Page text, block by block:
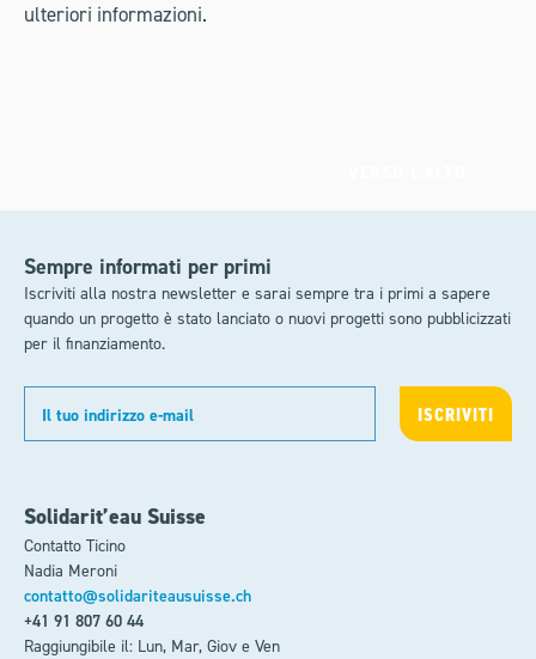
ulteriori informazioni.
Solidarit’eau Suisse
Contatto Ticino
Nadia Meroni
Raggiungibile il: Lun, Mar, Giov e Ven
+41 91 807 60 44
contatto@solidariteausuisse.ch
Sempre informati per primi
Iscriviti alla nostra newsletter e sarai sempre tra i primi a sapere
quando un progetto è stato lanciato o nuovi progetti sono pubblicizzati
per il finanziamento.